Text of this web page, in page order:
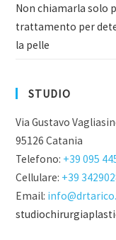
Non chiamarla solo
trattamento per
la pelle
STUDIO
Via Gustavo
95126 Catania
Telefono: +39 095
Cellulare: +39
Email: